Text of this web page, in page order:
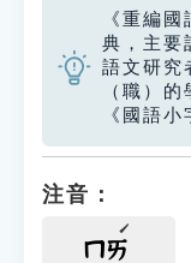
《重編
典，主要
語文研究
（職）
《國語
注音：
ㄇㄞ